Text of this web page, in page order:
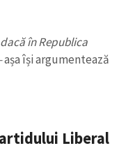
în Republica
așa își argumentează
Liberal